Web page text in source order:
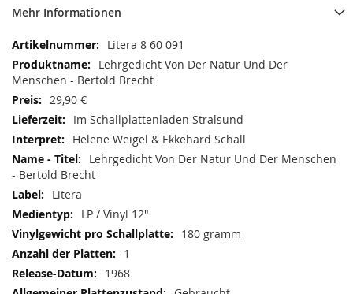
Mehr Informationen
Mehr
Informationen
Litera 8 60 091
Lehrgedicht Von Der Natur Und Der
Menschen - Bertold Brecht
29,90 €
Im Schallplattenladen Stralsund
Helene Weigel & Ekkehard Schall
Lehrgedicht Von Der Natur Und Der Menschen
- Bertold Brecht
Litera
LP / Vinyl 12"
180 gramm
1
1968